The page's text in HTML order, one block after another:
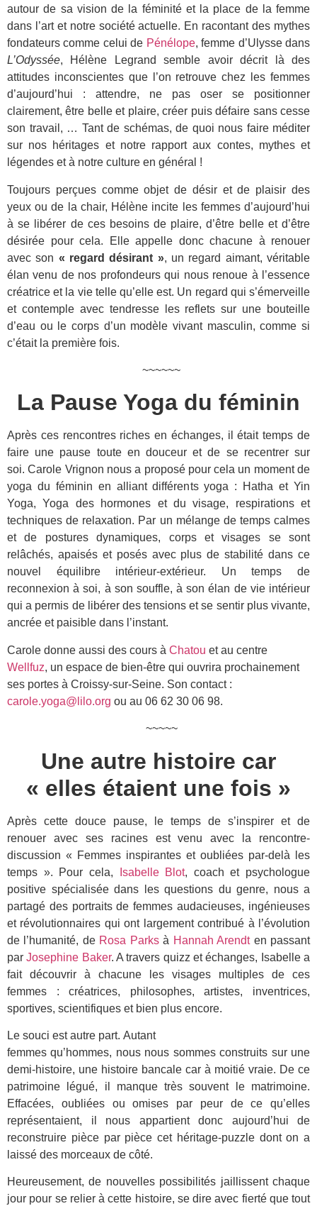
autour de sa vision de la féminité et la place de la femme
dans l’art et notre société actuelle. En racontant des mythes
fondateurs comme celui de Pénélope, femme d’Ulysse dans
L’Odyssée, Hélène Legrand semble avoir décrit là des
attitudes inconscientes que l’on retrouve chez les femmes
d’aujourd’hui : attendre, ne pas oser se positionner
clairement, être belle et plaire, créer puis défaire sans cesse
son travail, … Tant de schémas, de quoi nous faire méditer
sur nos héritages et notre rapport aux contes, mythes et
légendes et à notre culture en général !
Toujours perçues comme objet de désir et de plaisir des
yeux ou de la chair, Hélène incite les femmes d’aujourd’hui
à se libérer de ces besoins de plaire, d’être belle et d’être
désirée pour cela. Elle appelle donc chacune à renouer
avec son « regard désirant », un regard aimant, véritable
élan venu de nos profondeurs qui nous renoue à l’essence
créatrice et la vie telle qu’elle est. Un regard qui s’émerveille
et contemple avec tendresse les reflets sur une bouteille
d’eau ou le corps d’un modèle vivant masculin, comme si
c’était la première fois.
~~~~~~
La Pause Yoga du féminin
Après ces rencontres riches en échanges, il était temps de
faire une pause toute en douceur et de se recentrer sur
soi. Carole Vrignon nous a proposé pour cela un moment de
yoga du féminin en alliant différents yoga : Hatha et Yin
Yoga, Yoga des hormones et du visage, respirations et
techniques de relaxation. Par un mélange de temps calmes
et de postures dynamiques, corps et visages se sont
relâchés, apaisés et posés avec plus de stabilité dans ce
nouvel équilibre intérieur-extérieur. Un temps de
reconnexion à soi, à son souffle, à son élan de vie intérieur
qui a permis de libérer des tensions et se sentir plus vivante,
ancrée et paisible dans l’instant.
Carole donne aussi des cours à Chatou et au centre
Wellfuz, un espace de bien-être qui ouvrira prochainement
ses portes à Croissy-sur-Seine. Son contact :
carole.yoga@lilo.org ou au 06 62 30 06 98.
~~~~~
Une autre histoire car
« elles étaient une fois »
Après cette douce pause, le temps de s’inspirer et de
renouer avec ses racines est venu avec la rencontre-
discussion « Femmes inspirantes et oubliées par-delà les
temps ». Pour cela,
Isabelle Blot, coach et psychologue
positive spécialisée dans les questions du genre, nous a
partagé des portraits de femmes audacieuses, ingénieuses
et révolutionnaires qui ont largement contribué à l’évolution
de l’humanité, de Rosa Parksà Hannah Arendten passant
parJosephine Baker. A travers quizz et échanges, Isabelle a
fait découvrir à chacune les visages multiples de ces
femmes : créatrices, philosophes, artistes, inventrices,
sportives, scientifiques et bien plus encore.
Le souci est autre part. Autant
femmes qu’hommes, nous nous sommes construits sur une
demi-histoire, une histoire bancale car à moitié vraie. De ce
patrimoine légué, il manque très souvent le matrimoine.
Effacées, oubliées ou omises par peur de ce qu’elles
représentaient, il nous appartient donc aujourd’hui de
reconstruire pièce par pièce cet héritage-puzzle dont on a
laissé des morceaux de côté.
Heureusement, de nouvelles possibilités jaillissent chaque
jour pour se relier à cette histoire, se dire avec fierté que tout